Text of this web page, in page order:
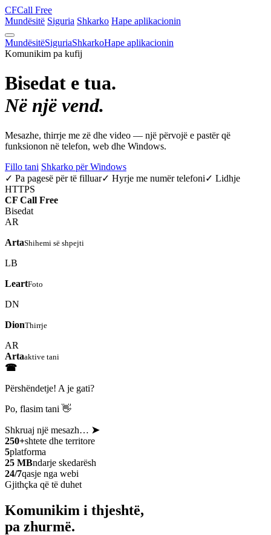
CFCall Free
Mundësitë Siguria Shkarko Hape aplikacionin
MundësitëSiguriaShkarkoHape aplikacionin
Komunikim pa kufij
Bisedat e tua.
Në një vend.
Mesazhe, thirrje me zë dhe video — një përvojë e pastër që
funksionon në telefon, web dhe Windows.
Fillo tani Shkarko për Windows
✓ Pa pagesë për të filluar✓ Hyrje me numër telefoni✓ Lidhje
HTTPS
CF Call Free
Bisedat
AR
ArtaShihemi së shpejti
LB
LeartFoto
DN
DionThirrje
AR
Artaaktive tani
☎
Përshëndetje! A je gati?
Po, flasim tani 👋
Shkruaj një mesazh… ➤
250+shtete dhe territore
5platforma
25 MBndarje skedarësh
24/7qasje nga webi
Gjithçka që të duhet
Komunikim i thjeshtë,
pa zhurmë.